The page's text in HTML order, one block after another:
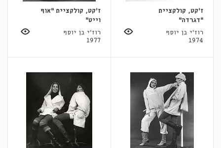
ז'קט, קולקציית
"דגרדה"
רוז'י בן יוסף
1974
ז'קט, קולקציית "אוף
וייט"
רוז'י בן יוסף
1977